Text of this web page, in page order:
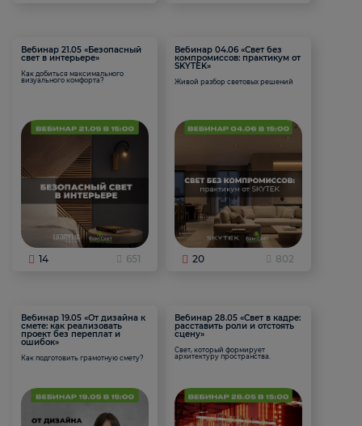
Вебинар 21.05 «Безопасный
свет в интерьере»
Как добиться максимального
визуального комфорта?
14 651
Вебинар 04.06 «Свет без
компромиссов: практикум от
SKYTEK»
Живой разбор световых решений
20 802
Вебинар 19.05 «От дизайна к
смете: как реализовать
проект без переплат и
ошибок»
Как подготовить грамотную смету?
Вебинар 28.05 «Свет в кадре:
расставить роли и отстоять
сцену»
Свет, который формирует
архитектуру пространства.